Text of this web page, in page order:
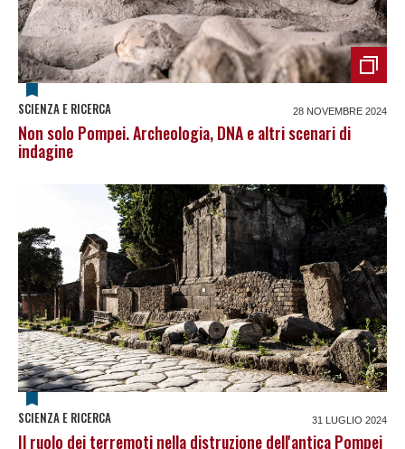
SCIENZA E RICERCA 28 NOVEMBRE 2024
Non solo Pompei. Archeologia, DNA e altri scenari di
indagine
SCIENZA E RICERCA 31 LUGLIO 2024
Il ruolo dei terremoti nella distruzione dell'antica Pompei